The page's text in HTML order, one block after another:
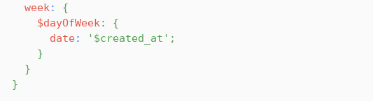
week:
{
$dayOfWeek:
{
date: '$created_at' ;
}
}
}